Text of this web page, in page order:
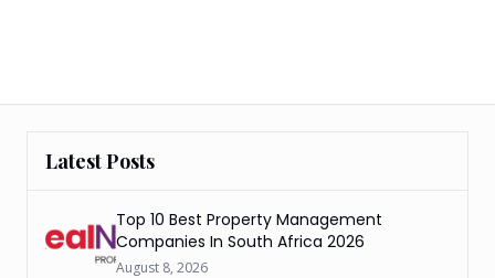
Latest Posts
Top 10 Best Property Management
Companies In South Africa 2026
August 8, 2026